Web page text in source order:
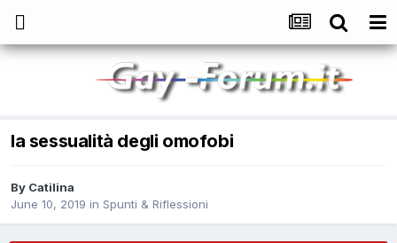
la sessualità degli omofobi
By Catilina
June 10, 2019 in Spunti & Riflessioni